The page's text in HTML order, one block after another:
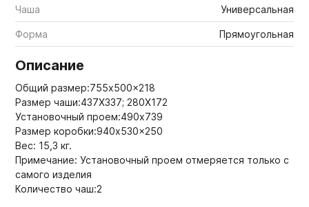
Чаша Универсальная
Форма Прямоугольная
Описание
Общий размер:755x500x218
Размер чаши:437Х337; 280Х172
Установочный проем:490x739
Размер коробки:940x530x250
Вес: 15,3 кг.
Примечание: Установочный проем отмеряется только с
самого изделия
Количество чаш:2